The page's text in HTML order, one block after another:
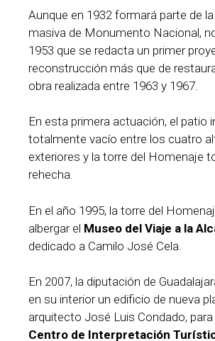
Aunque en 1932 formará parte de
masiva de Monumento Nacional,
1953 que se redacta un primer
reconstrucción más que de
obra realizada entre 1963 y 1967.
En esta primera actuación, el patio
totalmente vacío entre los cuatro
exteriores y la torre del Homenaje
rehecha.
En el año 1995, la torre del
albergar el Museo del Viaje a la
dedicado a Camilo José Cela.
En 2007, la diputación de
en su interior un edificio de nueva
arquitecto José Luis Condado, para
Centro de Interpretación